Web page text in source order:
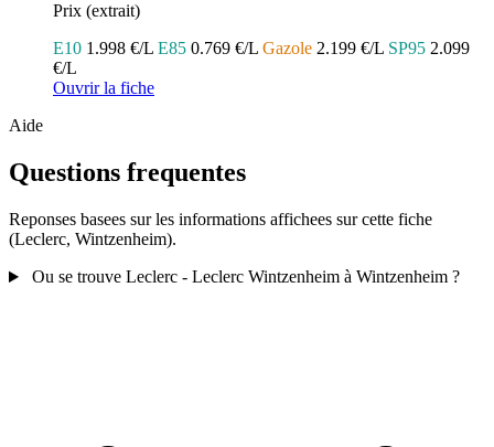
Prix (extrait)
E10 1.998 €/L E85 0.769 €/L Gazole 2.199 €/L SP95 2.099
€/L
Ouvrir la fiche
Aide
Questions frequentes
Reponses basees sur les informations affichees sur cette fiche
(Leclerc, Wintzenheim).
Ou se trouve Leclerc - Leclerc Wintzenheim à Wintzenheim ?